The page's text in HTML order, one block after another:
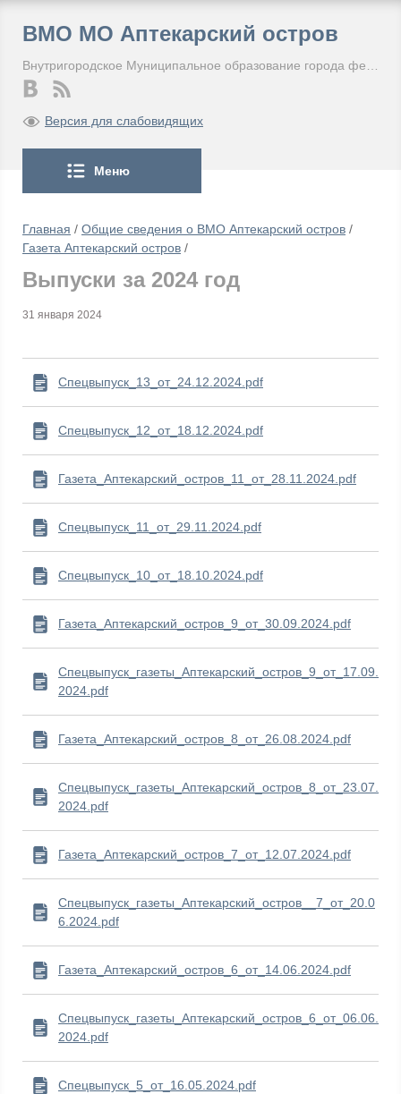
ВМО МО Аптекарский остров
Версия для слабовидящих
Меню
Главная / Общие сведения о ВМО Аптекарский остров /
Газета Аптекарский остров /
Выпуски за 2024 год
31 января 2024
Спецвыпуск_13_от_24.12.2024.pdf
Спецвыпуск_12_от_18.12.2024.pdf
Газета_Аптекарский_остров_11_от_28.11.2024.pdf
Спецвыпуск_11_от_29.11.2024.pdf
Спецвыпуск_10_от_18.10.2024.pdf
Газета_Аптекарский_остров_9_от_30.09.2024.pdf
Спецвыпуск_газеты_Аптекарский_остров_9_от_17.09.
2024.pdf
Газета_Аптекарский_остров_8_от_26.08.2024.pdf
Спецвыпуск_газеты_Аптекарский_остров_8_от_23.07.
2024.pdf
Газета_Аптекарский_остров_7_от_12.07.2024.pdf
Спецвыпуск_газеты_Аптекарский_остров__7_от_20.0
6.2024.pdf
Газета_Аптекарский_остров_6_от_14.06.2024.pdf
Спецвыпуск_газеты_Аптекарский_остров_6_от_06.06.
2024.pdf
Спецвыпуск_5_от_16.05.2024.pdf